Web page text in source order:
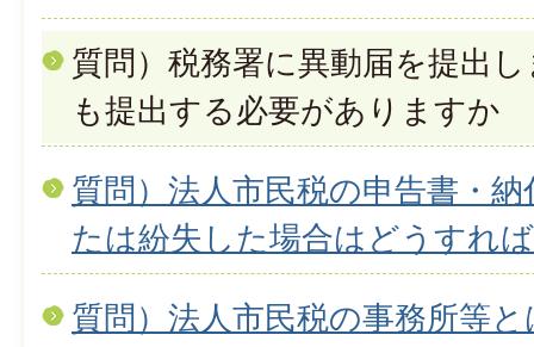
質問）税務署に異動届を提出
も提出する必要がありますか
質問）法人市民税の申告書・
たは紛失した場合はどうすれ
質問）法人市民税の事務所等